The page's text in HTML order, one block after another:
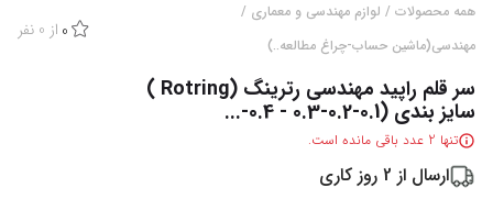
همه محصولات / لوازم مهندسی و معماری /
مهندسی(ماشین حساب-چراغ مطالعه..)
0 از 0 نفر
سر قلم راپید مهندسی رترینگ (Rotring )
سایز بندی (0.1-0.2-0.3 - 0.4-...
تنها 2 عدد باقی مانده است.
ارسال از 2 روز کاری